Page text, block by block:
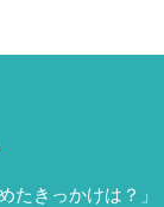
たきっかけは？」